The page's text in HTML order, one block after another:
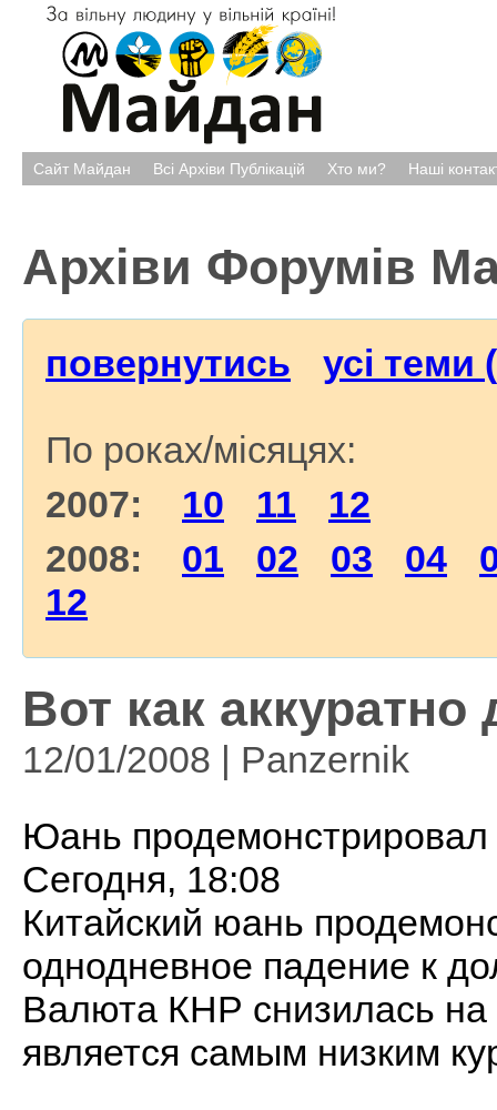
Сайт Майдан Всі Архіви Публікацій Хто ми? Наші
Архіви Форумів
повернутись усі теми
По роках/місяцях:
2007: 10 11
12
2008: 01 02 03 04
12
Вот как
12/01/2008 | Panzernik
Юань продемонстрировал
Сегодня, 18:08
Китайский юань
однодневное падение к
Валюта КНР снизилась на
является самым низким